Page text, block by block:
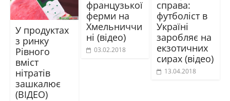
У продуктах
з ринку
Рівного
вміст
нітратів
зашкалює
(ВІДЕО)
французької
ферми на
Хмельниччи
ні (відео)
03.02.2018
справа:
футболіст в
Україні
заробляє на
екзотичних
сирах (відео)
13.04.2018